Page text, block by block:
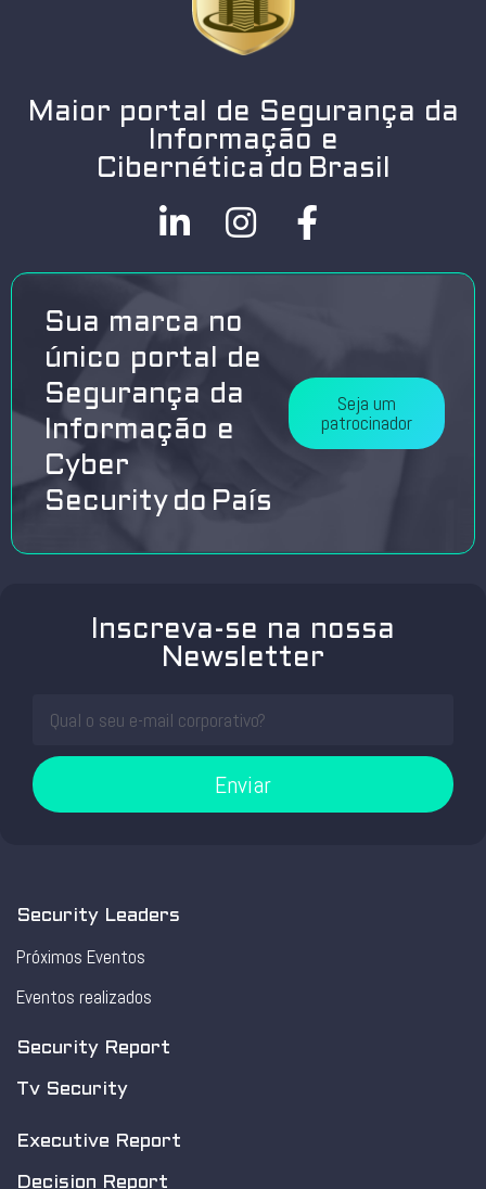
Maior portal de Segurança da
Informação e
Cibernética do Brasil
Sua marca no
único portal de
Segurança da
Informação e
Cyber
Security do País
Seja um
patrocinador
Inscreva-se na nossa
Newsletter
Enviar
Security Leaders
Próximos Eventos
Eventos realizados
Security Report
Tv Security
Executive Report
Decision Report